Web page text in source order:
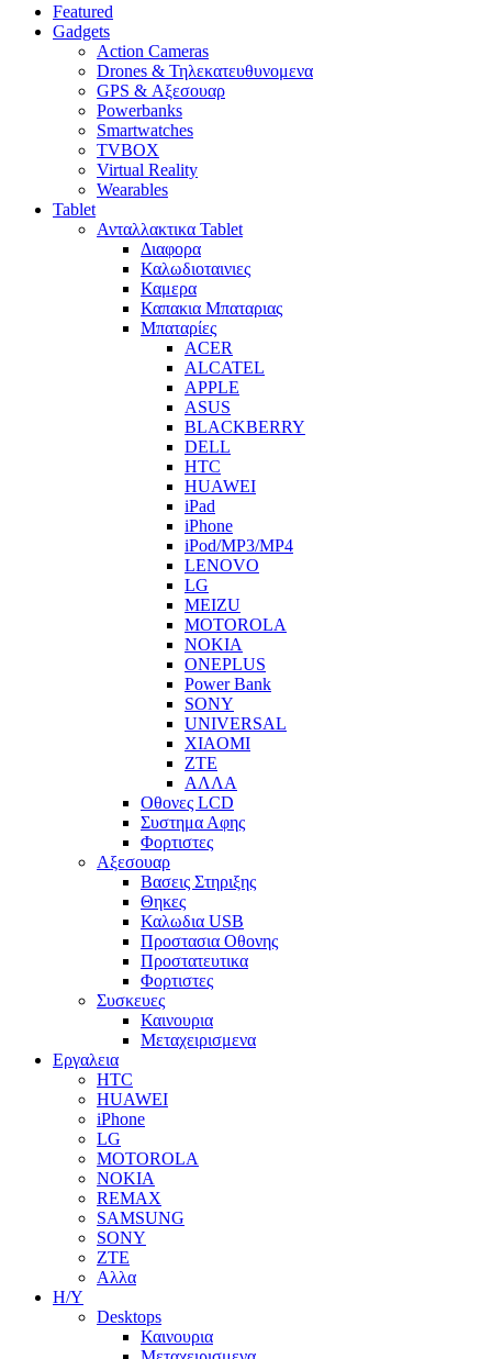
Featured
Gadgets
Action Cameras
Drones & Τηλεκατευθυνομενα
GPS & Αξεσουαρ
Powerbanks
Smartwatches
TVBOX
Virtual Reality
Wearables
Tablet
Ανταλλακτικα Tablet
Διαφορα
Καλωδιοταινιες
Καμερα
Καπακια Μπαταριας
Μπαταρίες
ACER
ALCATEL
APPLE
ASUS
BLACKBERRY
DELL
HTC
HUAWEI
iPad
iPhone
iPod/MP3/MP4
LENOVO
LG
MEIZU
MOTOROLA
NOKIA
ONEPLUS
Power Bank
SONY
UNIVERSAL
XIAOMI
ZTE
ΑΛΛΑ
Οθονες LCD
Συστημα Αφης
Φορτιστες
Αξεσουαρ
Βασεις Στηριξης
Θηκες
Καλωδια USB
Προστασια Οθονης
Προστατευτικα
Φορτιστες
Συσκευες
Καινουρια
Μεταχειρισμενα
Εργαλεια
HTC
HUAWEI
iPhone
LG
MOTOROLA
NOKIA
REMAX
SAMSUNG
SONY
ZTE
Αλλα
Η/Υ
Desktops
Καινουρια